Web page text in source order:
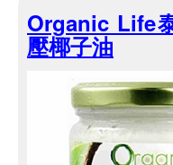
Organic Life
壓椰子油